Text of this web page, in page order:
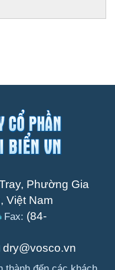
Phường Gia
Việt Nam
Fax: (84-
dry@vosco.vn